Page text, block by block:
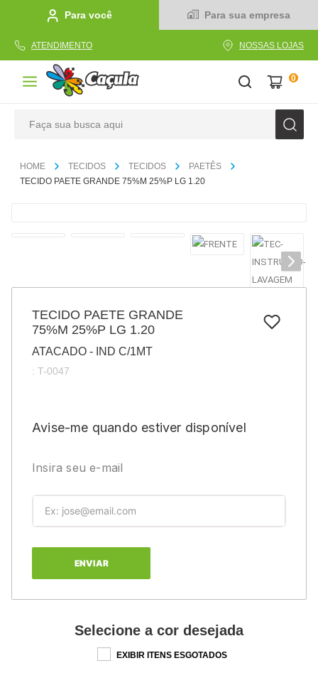
Para você Para sua empresa
ATENDIMENTO NOSSAS LOJAS
0
TECIDOS TECIDOS
PAETÊS
TECIDO PAETE GRANDE 75%M 25%P LG 1.20
TECIDO PAETE GRANDE
75%M 25%P LG 1.20
ATACADO - IND C/1MT
: T-0047
Avise-me quando estiver disponível
Insira seu e-mail
ENVIAR
Selecione a cor desejada
EXIBIR ITENS ESGOTADOS
1º caderno
pincel
cola
barbante